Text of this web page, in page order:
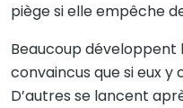
piège si elle empêche
Beaucoup développent
convaincus que si eux
D’autres se lancent